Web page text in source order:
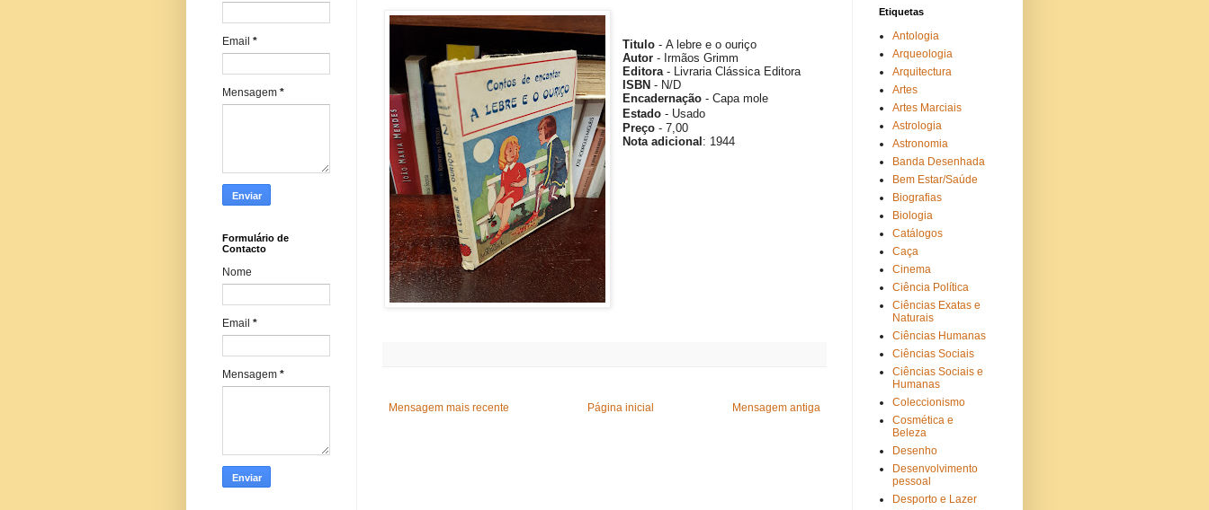
Titulo - A lebre e o ouriço
Autor - Irmãos Grimm
Editora- Livraria Clássica Editora
ISBN - N/D
Encadernação - Capa mole
Estado - Usado
Preço - 7,00
Nota adicional : 1944
Mensagem mais recente Mensagem antiga
Página inicial
Email *
Mensagem *
Formulário de
Contacto
Nome
Email *
Mensagem *
Etiquetas
Antologia
Arqueologia
Arquitectura
Artes
Artes Marciais
Astrologia
Astronomia
Banda Desenhada
Bem Estar/Saúde
Biografias
Biologia
Catálogos
Caça
Cinema
Ciência Política
Ciências Exatas e
Naturais
Ciências Humanas
Ciências Sociais
Ciências Sociais e
Humanas
Coleccionismo
Cosmética e
Beleza
Desenho
Desenvolvimento
pessoal
Desporto e Lazer